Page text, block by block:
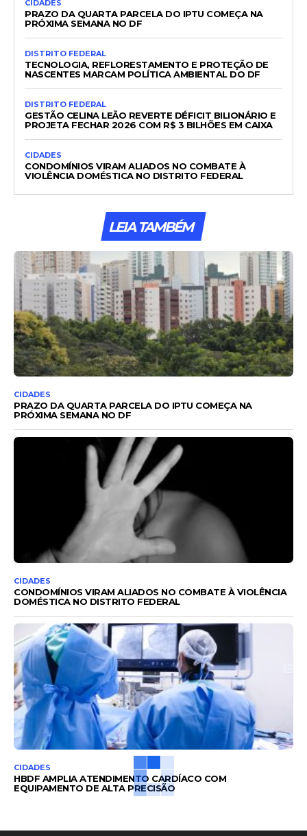
CIDADES
PRAZO DA QUARTA PARCELA DO IPTU COMEÇA NA
PRÓXIMA SEMANA NO DF
DISTRITO FEDERAL
TECNOLOGIA, REFLORESTAMENTO E PROTEÇÃO DE
NASCENTES MARCAM POLÍTICA AMBIENTAL DO DF
DISTRITO FEDERAL
GESTÃO CELINA LEÃO REVERTE DÉFICIT BILIONÁRIO E
PROJETA FECHAR 2026 COM R$ 3 BILHÕES EM CAIXA
CIDADES
CONDOMÍNIOS VIRAM ALIADOS NO COMBATE À
VIOLÊNCIA DOMÉSTICA NO DISTRITO FEDERAL
LEIA TAMBÉM
CIDADES
PRAZO DA QUARTA PARCELA DO IPTU COMEÇA NA
PRÓXIMA SEMANA NO DF
CIDADES
CONDOMÍNIOS VIRAM ALIADOS NO COMBATE À VIOLÊNCIA
DOMÉSTICA NO DISTRITO FEDERAL
CIDADES
HBDF AMPLIA ATENDIMENTO CARDÍACO COM
EQUIPAMENTO DE ALTA PRECISÃO